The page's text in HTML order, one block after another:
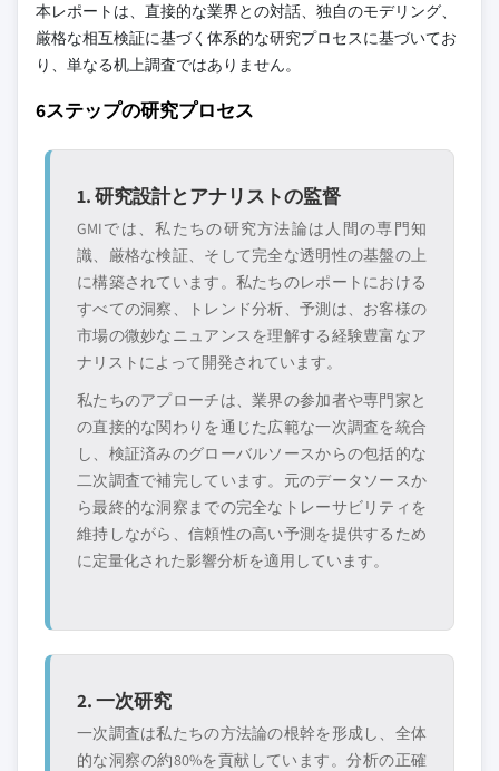
本レポートは、直接的な業界との対話、独自のモデリング、
厳格な相互検証に基づく体系的な研究プロセスに基づいてお
り、単なる机上調査ではありません。
6ステップの研究プロセス
1. 研究設計とアナリストの監督
GMIでは、私たちの研究方法論は人間の専門知
識、厳格な検証、そして完全な透明性の基盤の上
に構築されています。私たちのレポートにおける
すべての洞察、トレンド分析、予測は、お客様の
市場の微妙なニュアンスを理解する経験豊富なア
ナリストによって開発されています。
私たちのアプローチは、業界の参加者や専門家と
の直接的な関わりを通じた広範な一次調査を統合
し、検証済みのグローバルソースからの包括的な
二次調査で補完しています。元のデータソースか
ら最終的な洞察までの完全なトレーサビリティを
維持しながら、信頼性の高い予測を提供するため
に定量化された影響分析を適用しています。
2. 一次研究
一次調査は私たちの方法論の根幹を形成し、全体
的な洞察の約80%を貢献しています。分析の正確